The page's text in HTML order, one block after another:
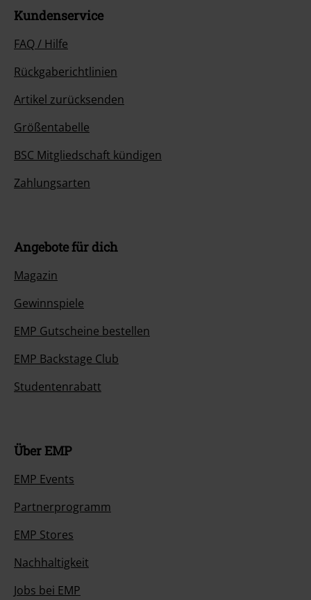
Kundenservice
FAQ / Hilfe
Rückgaberichtlinien
Artikel zurücksenden
Größentabelle
BSC Mitgliedschaft kündigen
Zahlungsarten
Angebote für dich
Magazin
Gewinnspiele
EMP Gutscheine bestellen
EMP Backstage Club
Studentenrabatt
Über EMP
EMP Events
Partnerprogramm
EMP Stores
Nachhaltigkeit
Jobs bei EMP